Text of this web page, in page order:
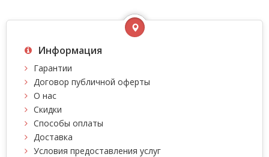
Информация
Гарантии
Договор публичной оферты
О нас
Скидки
Способы оплаты
Доставка
Условия предоставления услуг